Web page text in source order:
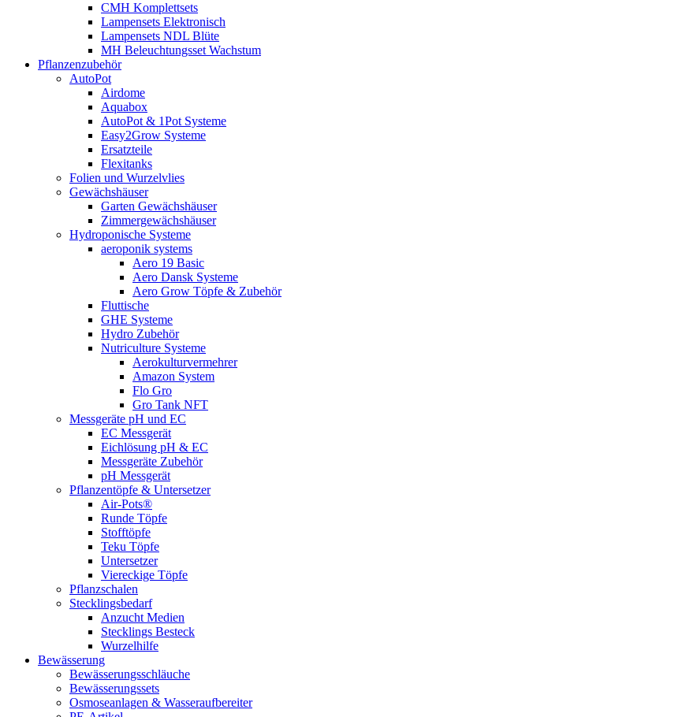
CMH Komplettsets
Lampensets Elektronisch
Lampensets NDL Blüte
MH Beleuchtungsset Wachstum
Pflanzenzubehör
AutoPot
Airdome
Aquabox
AutoPot & 1Pot Systeme
Easy2Grow Systeme
Ersatzteile
Flexitanks
Folien und Wurzelvlies
Gewächshäuser
Garten Gewächshäuser
Zimmergewächshäuser
Hydroponische Systeme
aeroponik systems
Aero 19 Basic
Aero Dansk Systeme
Aero Grow Töpfe & Zubehör
Fluttische
GHE Systeme
Hydro Zubehör
Nutriculture Systeme
Aerokulturvermehrer
Amazon System
Flo Gro
Gro Tank NFT
Messgeräte pH und EC
EC Messgerät
Eichlösung pH & EC
Messgeräte Zubehör
pH Messgerät
Pflanzentöpfe & Untersetzer
Air-Pots®
Runde Töpfe
Stofftöpfe
Teku Töpfe
Untersetzer
Viereckige Töpfe
Pflanzschalen
Stecklingsbedarf
Anzucht Medien
Stecklings Besteck
Wurzelhilfe
Bewässerung
Bewässerungsschläuche
Bewässerungssets
Osmoseanlagen & Wasseraufbereiter